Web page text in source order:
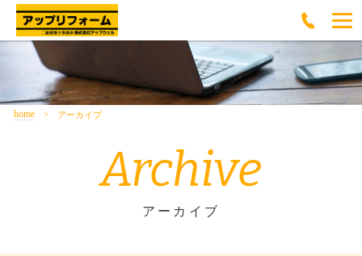
home アーカイブ
Archive
アーカイブ